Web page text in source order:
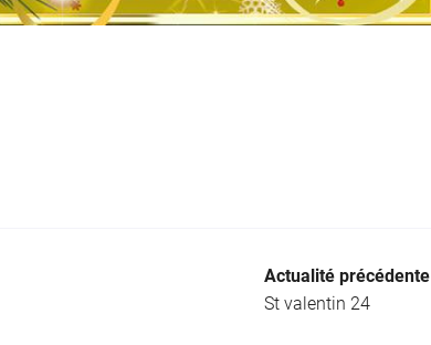
Actualité précédente
St valentin 24